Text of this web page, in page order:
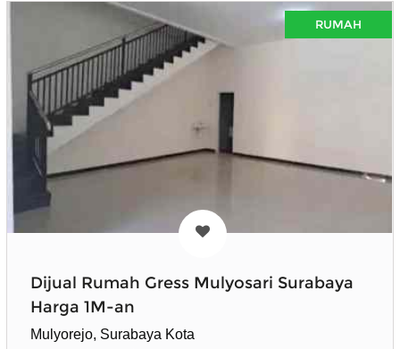
RUMAH
Dijual Rumah Gress Mulyosari Surabaya
Harga 1M-an
Mulyorejo, Surabaya Kota